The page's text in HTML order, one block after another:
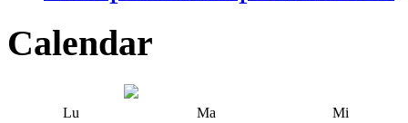
Calendar
Lu Ma Mi